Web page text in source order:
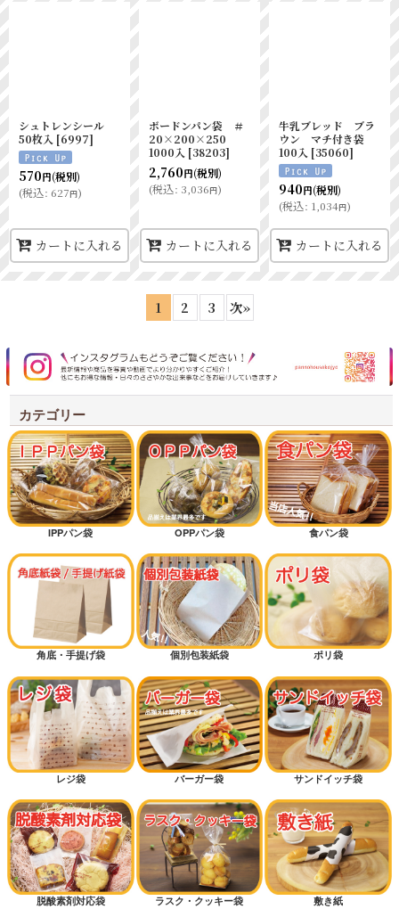
シュトレンシール
50枚入 [6997]
570円(税別)
(税込: 627円)
カートに入れる
ボードンパン袋 ＃
20×200×250
1000入 [38203]
2,760円(税別)
(税込: 3,036円)
カートに入れる
牛乳ブレッド ブラ
ウン マチ付き袋
100入 [35060]
940円(税別)
(税込: 1,034円)
カートに入れる
1 2 3 次»
カテゴリー
IPPパン袋 OPPパン袋 食パン袋
角底・手提げ袋 個別包装紙袋 ポリ袋
レジ袋 バーガー袋 サンドイッチ袋
脱酸素剤対応袋 ラスク・クッキー袋 敷き紙